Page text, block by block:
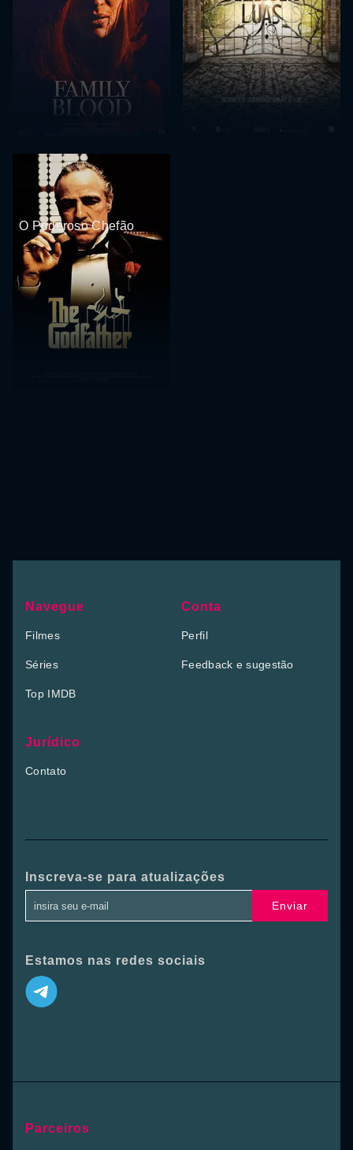
O Poderoso Chefão
Navegue
Filmes
Séries
Top IMDB
Conta
Perfil
Feedback e sugestão
Jurídico
Contato
Inscreva-se para atualizações
Enviar
Estamos nas redes sociais
Parceiros